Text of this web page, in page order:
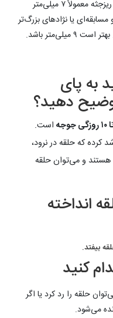
کبوترهای زینتی و کوچک‌تر مانند کبوترهای ریزجثه معمولاً ۷ میلی‌متر
یا نژادهای بزرگ‌تر
باشد.
به پای
دهید؟
است.
کرده که حلقه در نرود،
هستند و می‌توان حلقه
انداخته
بیفتد.
کنید
حلقه را رد کرد یا اگر
می‌شود.